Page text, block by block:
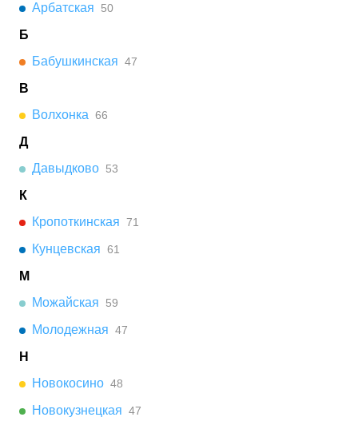
Арбатская
50
Б
Бабушкинская 47
В
Волхонка 66
Д
Давыдково 53
К
Кропоткинская 71
Кунцевская 61
М
Можайская
59
Молодежная 47
Н
Новокосино 48
Новокузнецкая 47